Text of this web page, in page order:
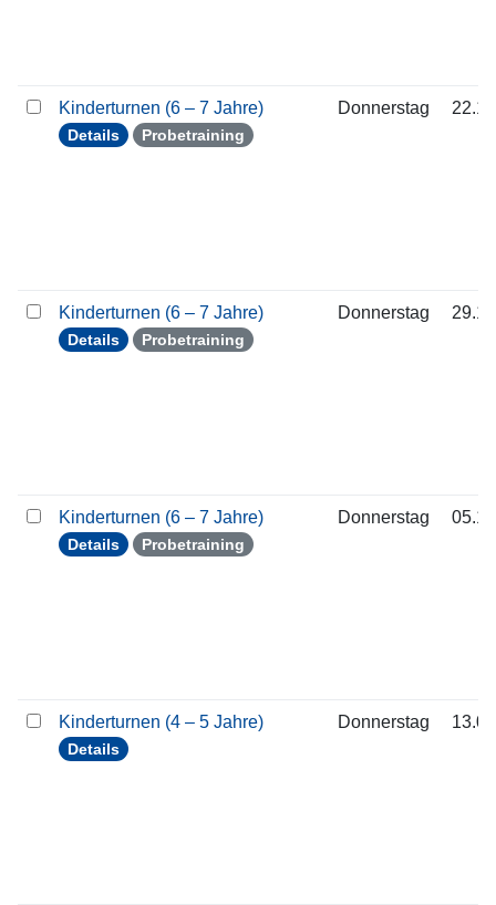
Kinderturnen (6 – 7 Jahre)
Details Probetraining
Donnerstag
Kinderturnen (6 – 7 Jahre)
Details Probetraining
Donnerstag
Kinderturnen (6 – 7 Jahre)
Details Probetraining
Donnerstag
Kinderturnen (4 – 5 Jahre)
Details
Donnerstag